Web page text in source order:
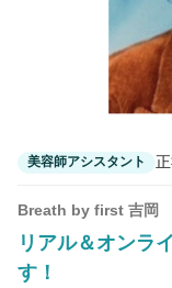
美容師アシスタント
Breath by first 吉岡
リアル＆オンラ
す！